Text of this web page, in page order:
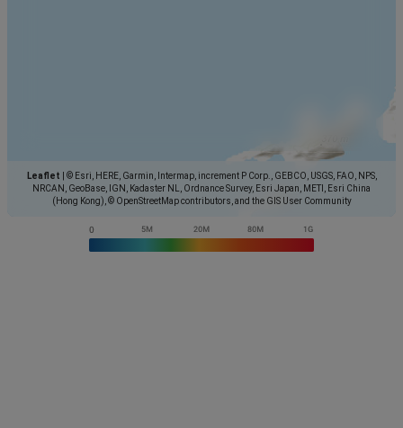
Leaflet
© Esri, HERE, Garmin, Intermap, increment P Corp., GEBCO, USGS, FAO, NPS,
NRCAN, GeoBase, IGN, Kadaster NL, Ordnance Survey, Esri Japan, METI, Esri China
(Hong Kong), © OpenStreetMap contributors, and the GIS User Community